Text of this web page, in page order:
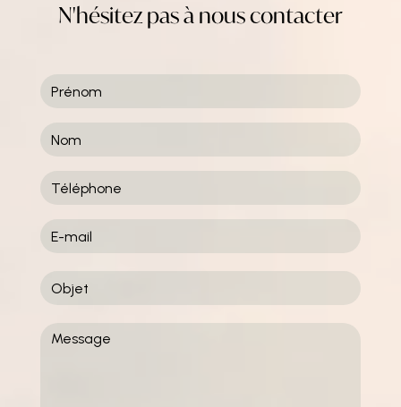
N'hésitez pas à nous contacter